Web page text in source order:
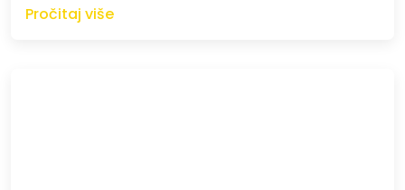
Pročitaj više